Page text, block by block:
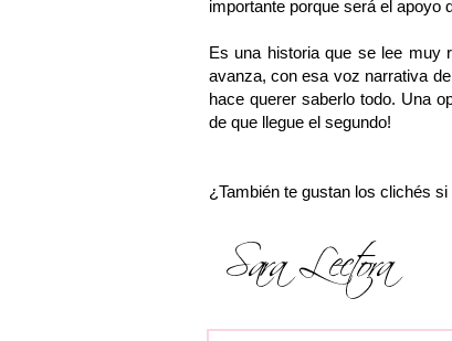
importante porque será el apoyo
Es una historia que se lee muy
avanza, con esa voz narrativa
hace querer saberlo todo. Una
de que llegue el segundo!
¿También te gustan los clichés